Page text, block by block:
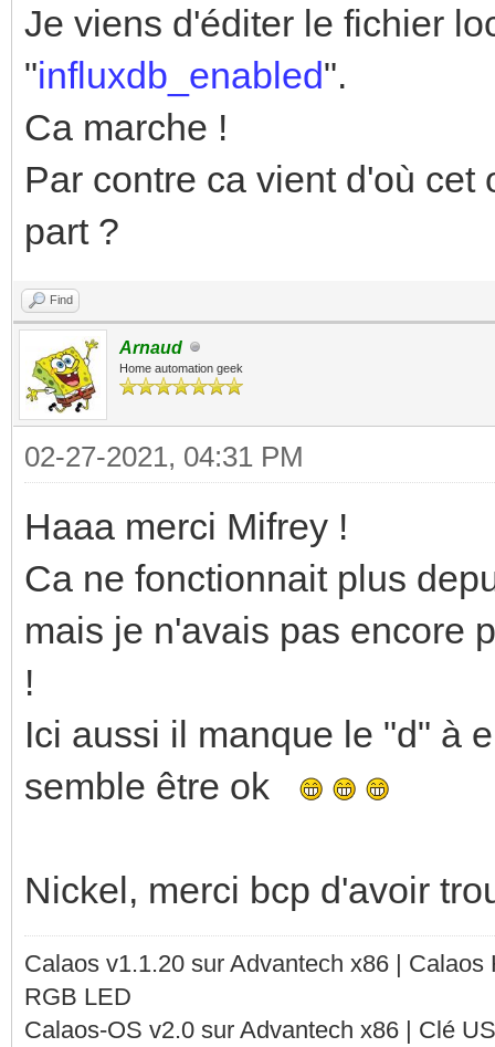
Je viens d'éditer le fichier
"influxdb_enabled".
Ca marche !
Par contre ca vient d'où
part ?
Find
Arnaud
Home automation geek
02-27-2021, 04:31 PM
Haaa merci Mifrey !
Ca ne fonctionnait plus
mais je n'avais pas encore
!
Ici aussi il manque le "d" à
semble être ok
Nickel, merci bcp d'avoir
Calaos v1.1.20 sur Advantech x86 |
RGB LED
Calaos-OS v2.0 sur Advantech x86 | Clé